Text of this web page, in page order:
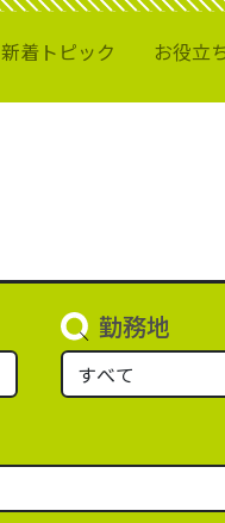
新着トピック お役立
勤務地